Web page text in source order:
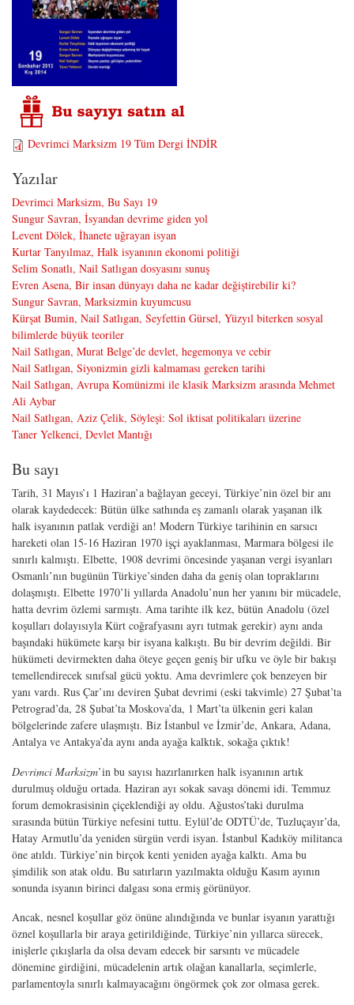
Devrimci Marksizm 19 Tüm Dergi İNDİR
Yazılar
Devrimci Marksizm, Bu Sayı 19
Sungur Savran, İsyandan devrime giden yol
Levent Dölek, İhanete uğrayan isyan
Kurtar Tanyılmaz, Halk isyanının ekonomi politiği
Selim Sonatlı, Nail Satlıgan dosyasını sunuş
Evren Asena, Bir insan dünyayı daha ne kadar değiştirebilir ki?
Sungur Savran, Marksizmin kuyumcusu
Kürşat Bumin, Nail Satlıgan, Seyfettin Gürsel, Yüzyıl biterken sosyal
bilimlerde büyük teoriler
Nail Satlıgan, Murat Belge’de devlet, hegemonya ve cebir
Nail Satlıgan, Siyonizmin gizli kalmaması gereken tarihi
Nail Satlıgan, Avrupa Komünizmi ile klasik Marksizm arasında Mehmet
Ali Aybar
Nail Satlıgan, Aziz Çelik, Söyleşi: Sol iktisat politikaları üzerine
Taner Yelkenci, Devlet Mantığı
Bu sayı
Tarih, 31 Mayıs’ı 1 Haziran’a bağlayan geceyi, Türkiye’nin özel bir anı
olarak kaydedecek: Bütün ülke sathında eş zamanlı olarak yaşanan ilk
halk isyanının patlak verdiği an! Modern Türkiye tarihinin en sarsıcı
hareketi olan 15-16 Haziran 1970 işçi ayaklanması, Marmara bölgesi ile
sınırlı kalmıştı. Elbette, 1908 devrimi öncesinde yaşanan vergi isyanları
Osmanlı’nın bugünün Türkiye’sinden daha da geniş olan topraklarını
dolaşmıştı. Elbette 1970’li yıllarda Anadolu’nun her yanını bir mücadele,
hatta devrim özlemi sarmıştı. Ama tarihte ilk kez, bütün Anadolu (özel
koşulları dolayısıyla Kürt coğrafyasını ayrı tutmak gerekir) aynı anda
başındaki hükümete karşı bir isyana kalkıştı. Bu bir devrim değildi. Bir
hükümeti devirmekten daha öteye geçen geniş bir ufku ve öyle bir bakışı
temellendirecek sınıfsal gücü yoktu. Ama devrimlere çok benzeyen bir
yanı vardı. Rus Çar’ını deviren Şubat devrimi (eski takvimle) 27 Şubat’ta
Petrograd’da, 28 Şubat’ta Moskova’da, 1 Mart’ta ülkenin geri kalan
bölgelerinde zafere ulaşmıştı. Biz İstanbul ve İzmir’de, Ankara, Adana,
Antalya ve Antakya’da aynı anda ayağa kalktık, sokağa çıktık!
Devrimci Marksizm’in bu sayısı hazırlanırken halk isyanının artık
durulmuş olduğu ortada. Haziran ayı sokak savaşı dönemi idi. Temmuz
forum demokrasisinin çiçeklendiği ay oldu. Ağustos’taki durulma
sırasında bütün Türkiye nefesini tuttu. Eylül’de ODTÜ’de, Tuzluçayır’da,
Hatay Armutlu’da yeniden sürgün verdi isyan. İstanbul Kadıköy militanca
öne atıldı. Türkiye’nin birçok kenti yeniden ayağa kalktı. Ama bu
şimdilik son atak oldu. Bu satırların yazılmakta olduğu Kasım ayının
sonunda isyanın birinci dalgası sona ermiş görünüyor.
Ancak, nesnel koşullar göz önüne alındığında ve bunlar isyanın yarattığı
öznel koşullarla bir araya getirildiğinde, Türkiye’nin yıllarca sürecek,
inişlerle çıkışlarla da olsa devam edecek bir sarsıntı ve mücadele
dönemine girdiğini, mücadelenin artık olağan kanallarla, seçimlerle,
parlamentoyla sınırlı kalmayacağını öngörmek çok zor olmasa gerek.